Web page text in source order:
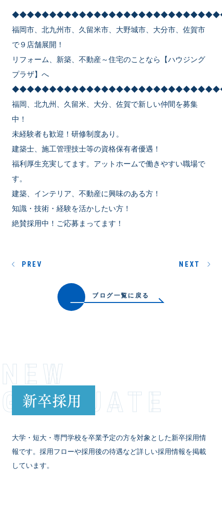
福岡市、北九州市、久留米市、大野城市、大分市、佐賀市
で９店舗展開！
リフォーム、新築、不動産～住宅のことなら【ハウジング
プラザ】へ
福岡、北九州、久留米、大分、佐賀で新しい仲間を募集
中！
未経験者も歓迎！研修制度あり。
建築士、施工管理技士等の資格保有者優遇！
福利厚生充実してます。アットホームで働きやすい職場で
す。
建築、インテリア、不動産に興味のある方！
知識・技術・経験を活かしたい方！
絶賛採用中！ご応募まってます！
ブログ一覧に戻る
PREV NEXT
NEW
GRADUATE
新卒採用
大学・短大・専門学校を卒業予定の方を対象とした新卒採用情
報です。採用フローや採用後の待遇など詳しい採用情報を掲載
しています。